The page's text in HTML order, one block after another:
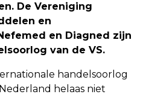
De Vereniging
en
en Diagned zijn
van de VS.
handelsoorlog
helaas niet